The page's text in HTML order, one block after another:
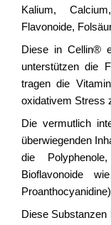
Kalium,
Flavonoide,
Diese in Cellin®
unterstützen die
tragen die
oxidativem Stress
Die vermutlich
überwiegenden
die
Bioflavonoide
Diese